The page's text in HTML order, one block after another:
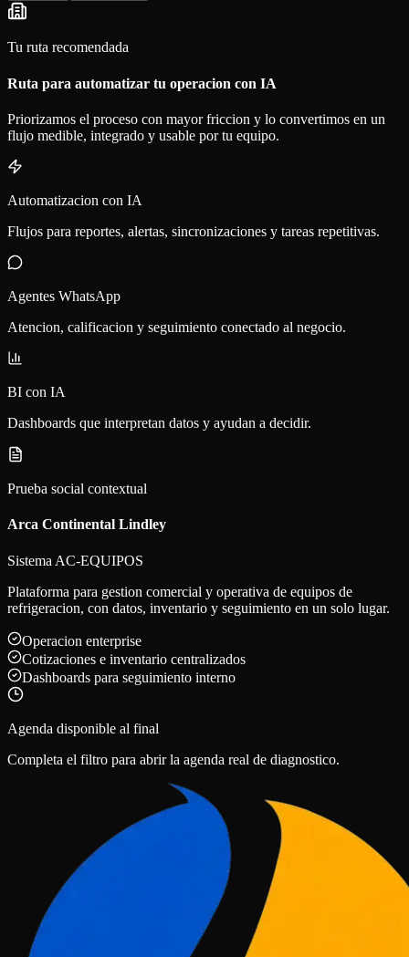
Tu ruta recomendada
Ruta para automatizar tu operacion con IA
Priorizamos el proceso con mayor friccion y lo convertimos en un
flujo medible, integrado y usable por tu equipo.
Automatizacion con IA
Flujos para reportes, alertas, sincronizaciones y tareas repetitivas.
Agentes WhatsApp
Atencion, calificacion y seguimiento conectado al negocio.
BI con IA
Dashboards que interpretan datos y ayudan a decidir.
Prueba social contextual
Arca Continental Lindley
Sistema AC-EQUIPOS
Plataforma para gestion comercial y operativa de equipos de
refrigeracion, con datos, inventario y seguimiento en un solo lugar.
Operacion enterprise
Cotizaciones e inventario centralizados
Dashboards para seguimiento interno
Agenda disponible al final
Completa el filtro para abrir la agenda real de diagnostico.